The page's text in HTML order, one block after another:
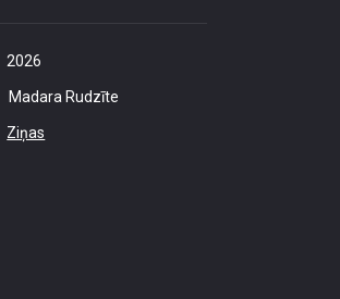
2026
Madara Rudzīte
Ziņas